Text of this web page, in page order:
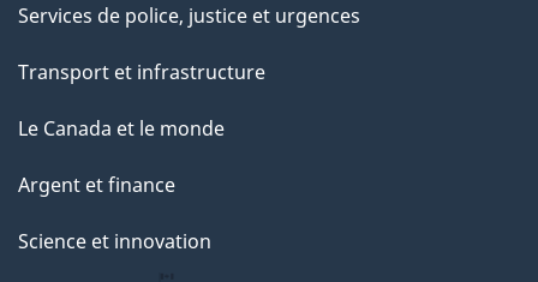
Services de police, justice et urgences
Transport et infrastructure
Le Canada et le monde
Argent et finance
Science et innovation